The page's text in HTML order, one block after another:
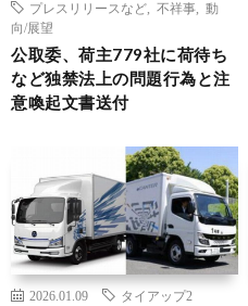
プレスリリースなど
不祥事
動
向/展望
公取委、荷主779社に荷待ち
など独禁法上の問題行為と注
意喚起文書送付
2026.01.09 タイアップ2